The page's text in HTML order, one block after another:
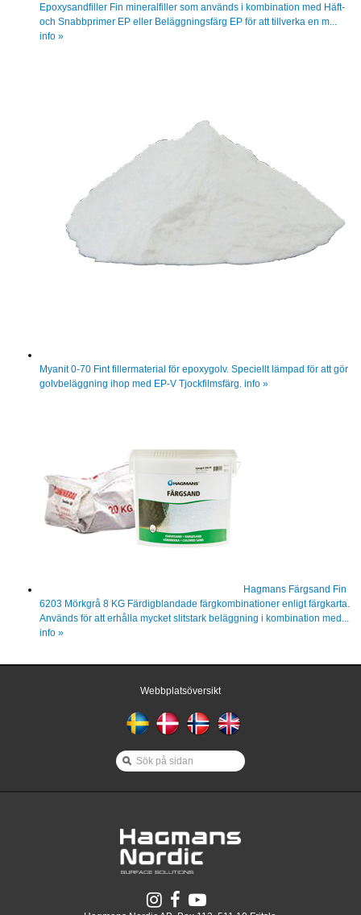
Epoxysandfiller Fin mineralfiller som används i kombination med Häft-
och Snabbprimer EP eller Beläggningsfärg EP för att tillverka en m...
info »
Myanit 0-70 Fint fillermaterial för epoxygolv. Speciellt lämpad för att gör
golvbeläggning ihop med EP-V Tjockfilmsfärg. info »
Hagmans Färgsand Fin
6203 Mörkgrå 8 KG Färdigblandade färgkombinationer enligt färgkarta.
Används för att erhålla mycket slitstark beläggning i kombination med...
info »
Webbplatsöversikt